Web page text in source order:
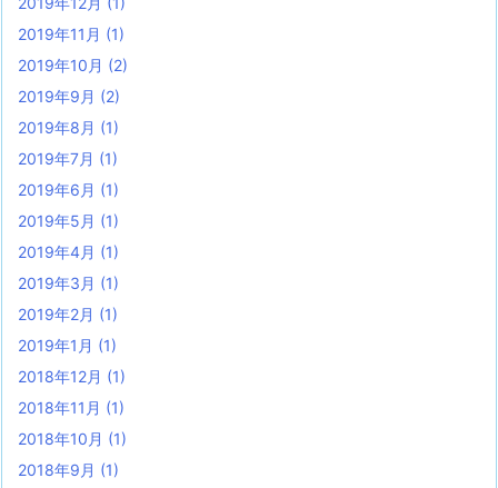
2019年11月 (1)
2019年10月 (2)
2019年9月 (2)
2019年8月 (1)
2019年7月 (1)
2019年6月 (1)
2019年5月 (1)
2019年4月 (1)
2019年3月 (1)
2019年2月 (1)
2019年1月 (1)
2018年12月 (1)
2018年11月 (1)
2018年10月 (1)
2018年9月 (1)